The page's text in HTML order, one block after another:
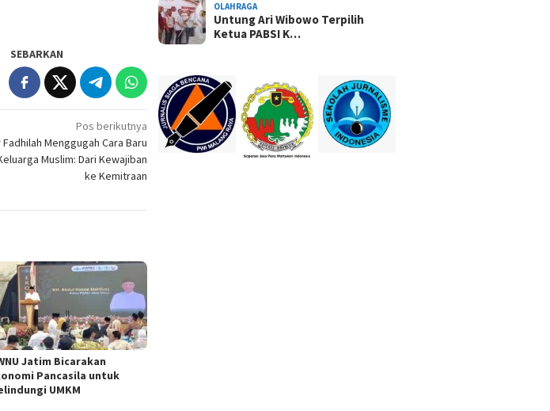
SEBARKAN
Pos berikutnya
Fadhilah Menggugah Cara Baru
Muslim: Dari Kewajiban
ke Kemitraan
Jatim Bicarakan
Pancasila untuk
UMKM
OLAHRAGA
Untung Ari Wibowo Terpilih
Ketua PABSI K…